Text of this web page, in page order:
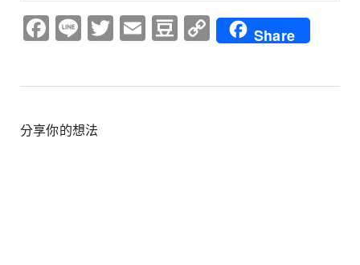
Facebook
LineTwitter
EmailDouban
Copy
Link
Share
分享你的想法